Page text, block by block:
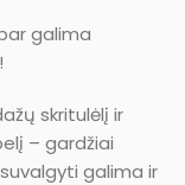
galima
skritulėlį ir
– gardžiai
galima ir